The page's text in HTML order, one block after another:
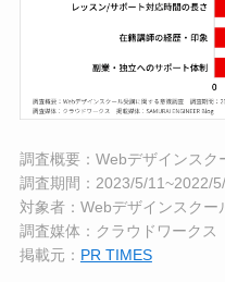
調査概要：Webデザインスク
調査期間：2023/5/11~2022/
対象者：Webデザインスク
調査媒体：クラウドワークス
掲載元： PR TIMES